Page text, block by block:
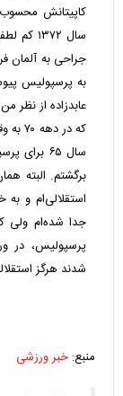
کاپیتانش
سال
جراحی به آلمان
عابدزاده از نظر
که
سال ۶۵
برگشتم. البته
استقلالی‌ام و به
جدا شده‌ام ولی
پرسپولیس، در
شدند هرگز
منبع: خبر ورزشی